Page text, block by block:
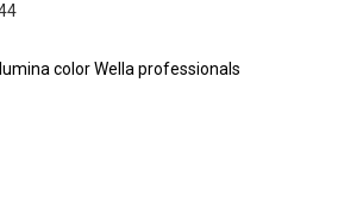
color Wella professionals